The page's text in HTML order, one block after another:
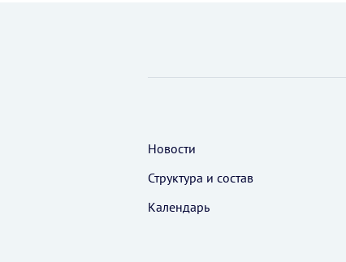
Новости
Структура и состав
Календарь